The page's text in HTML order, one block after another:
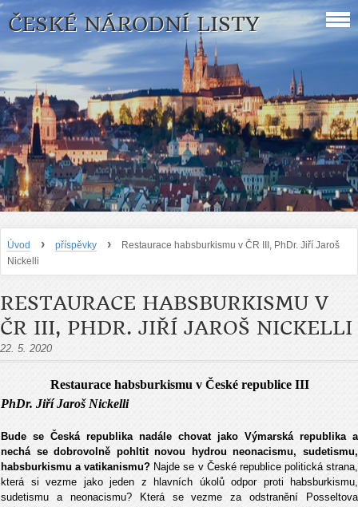
ČESKÉ NÁRODNÍ LISTY
Úvod › příspěvky ›
Restaurace habsburkismu v ČR III, PhDr. Jiří Jaroš
Nickelli
RESTAURACE HABSBURKISMU V
ČR III, PHDR. JIŘÍ JAROŠ NICKELLI
22. 5. 2020
Restaurace habsburkismu v České republice III
PhDr. Jiří Jaroš Nickelli
Bude se Česká republika nadále chovat jako Výmarská republika a
nechá se dobrovolně pohltit novou hydrou neonacismu, sudetismu,
habsburkismu a vatikanismu? Najde se v České republice politická strana,
která si vezme jako jeden z hlavních úkolů odpor proti habsburkismu,
sudetismu a neonacismu? Která se vezme za odstranění Posseltova